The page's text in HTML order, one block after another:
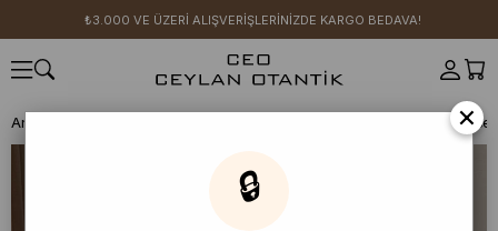
₺3.000 VE ÜZERİ ALIŞVERİŞLERİNİZDE KARGO BEDAVA!
Anasayfa Krem Oysho Şal Yaka×
🔒